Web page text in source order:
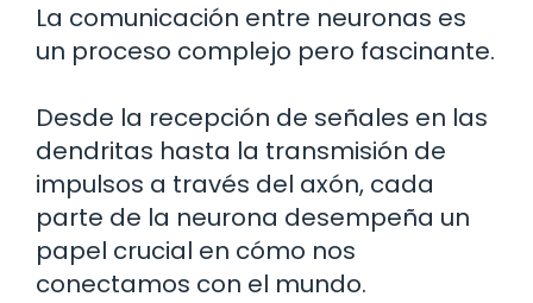
La comunicación entre neuronas es
un proceso complejo pero fascinante.
Desde la recepción de señales en las
dendritas hasta la transmisión de
impulsos a través del axón, cada
parte de la neurona desempeña un
papel crucial en cómo nos
conectamos con el mundo.